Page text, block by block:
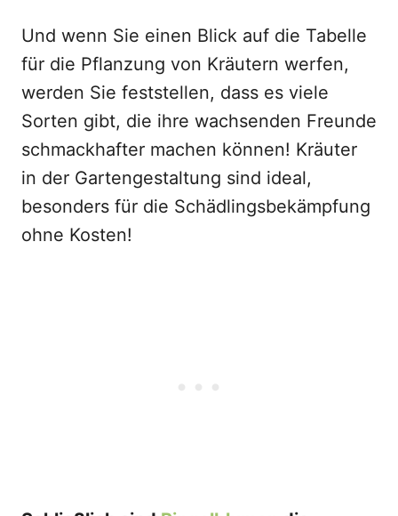
Und wenn Sie einen Blick auf die Tabelle
für die Pflanzung von Kräutern werfen,
werden Sie feststellen, dass es viele
Sorten gibt, die ihre wachsenden Freunde
schmackhafter machen können! Kräuter
in der Gartengestaltung sind ideal,
besonders für die Schädlingsbekämpfung
ohne Kosten!